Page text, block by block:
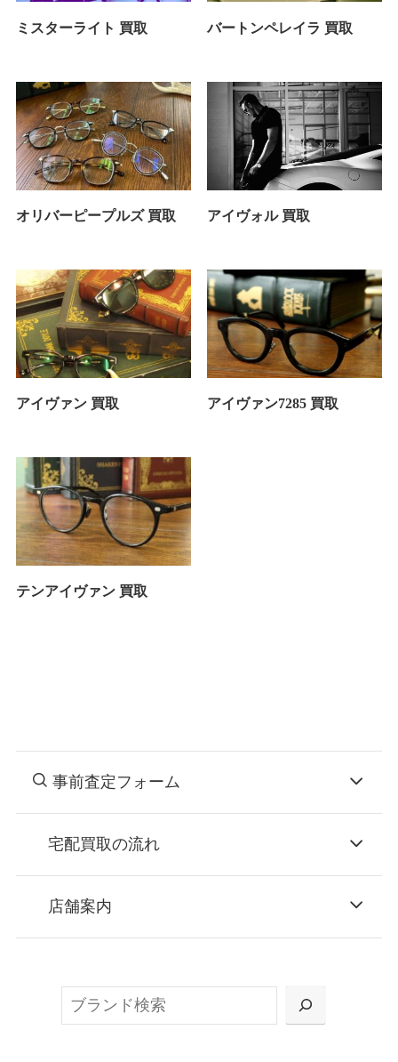
ミスターライト 買取 バートンペレイラ 買取
オリバーピープルズ 買取 アイヴォル 買取
アイヴァン 買取 アイヴァン7285 買取
テンアイヴァン 買取
事前査定フォーム
宅配買取の流れ
お申込み
または梱包材不要の「集荷申込」からお選び
店舗案内